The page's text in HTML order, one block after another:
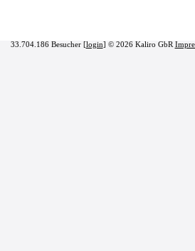
33.704.186 Besucher [login] © 2026 Kaliro GbR